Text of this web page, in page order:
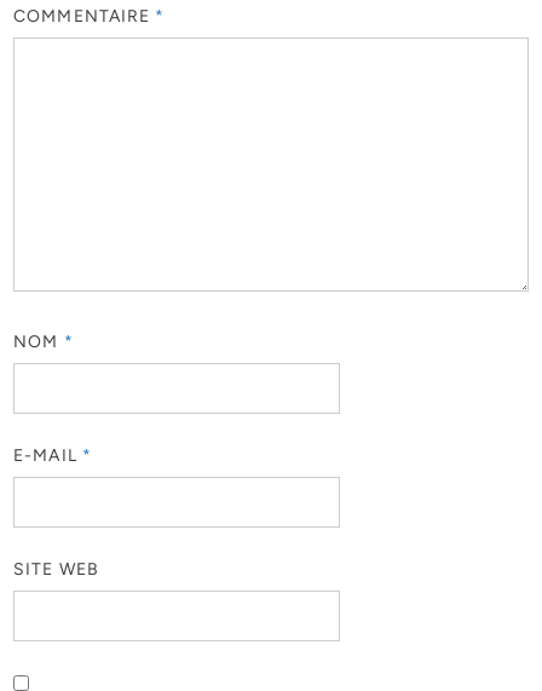
COMMENTAIRE *
NOM *
E-MAIL *
SITE WEB